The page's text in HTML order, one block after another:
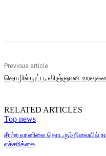
Previous article
தொழில்நுட்ப, விஞ்ஞான
RELATED ARTICLES
Top news
சீரற்ற வானிலை தொடரும் நிலையில்
எச்சரிக்கை